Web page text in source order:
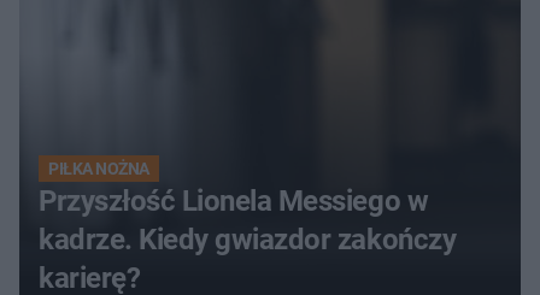
PIŁKA NOŻNA
Przyszłość Lionela Messiego w
kadrze. Kiedy gwiazdor zakończy
karierę?